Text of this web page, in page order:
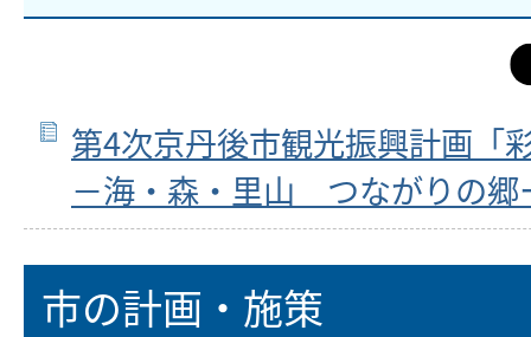
第4次京丹後市観光振興計画
－海・森・里山 つながりの郷
市の計画・施策